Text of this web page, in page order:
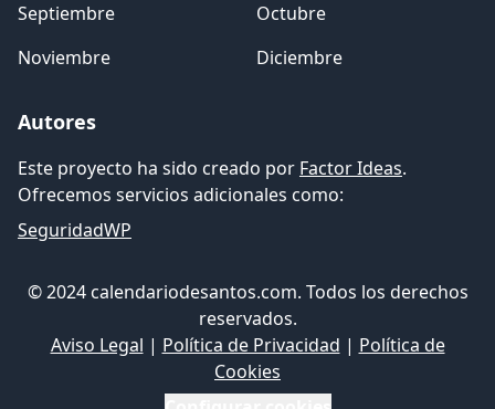
Septiembre
Octubre
Noviembre
Diciembre
Autores
Este proyecto ha sido creado por Factor Ideas.
Ofrecemos servicios adicionales como:
SeguridadWP
© 2024 calendariodesantos.com. Todos los derechos
reservados.
Aviso Legal | Política de Privacidad | Política de
Cookies